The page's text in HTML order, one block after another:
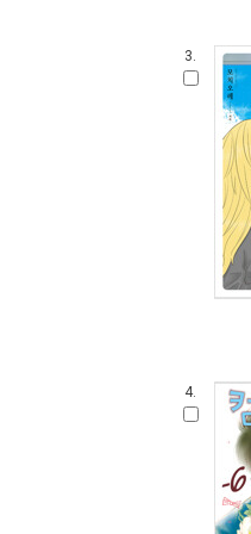
3.
4.